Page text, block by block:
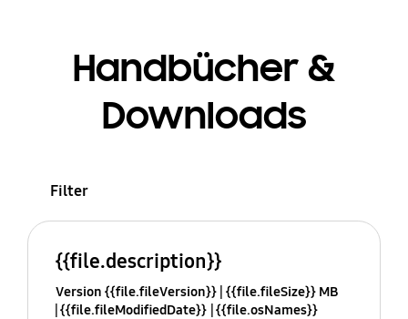
Handbücher &
Downloads
Filter
{{file.description}}
Version {{file.fileVersion}} {{file.fileSize}} MB
{{file.fileModifiedDate}} {{file.osNames}}